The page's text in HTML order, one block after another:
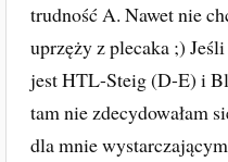
trudność A. Nawet nie
uprzęży z plecaka ;)
jest HTL-Steig (D-E) i
tam nie zdecydowałam
dla mnie